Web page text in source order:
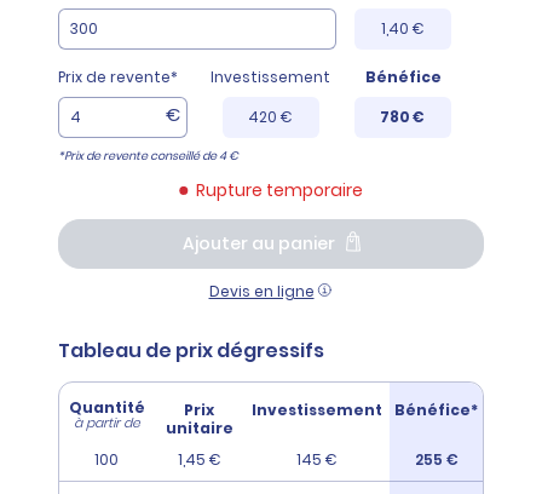
1,40 €
Prix de revente*
€
Investissement
420 €
Bénéfice
780 €
*Prix de revente conseillé de 4 €
Rupture temporaire
Ajouter au panier
Devis en ligne
Tableau de prix dégressifs
Quantité
à partir de
Prix
unitaire
Investissement Bénéfice*
100 1,45 € 145 € 255 €